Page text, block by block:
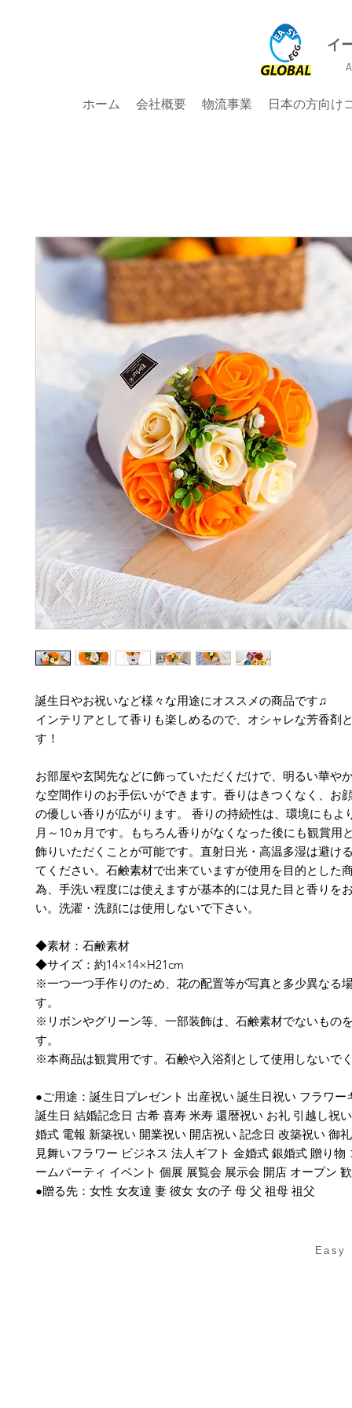
イ
ホーム 会社概要 物流事業 日本の方向け
誕生日やお祝いなど様々な用途にオススメの商品です♫
インテリアとして香りも楽しめるので、オシャレな芳香剤
す！
お部屋や玄関先などに飾っていただくだけで、明るい華や
な空間作りのお手伝いができます。香りはきつくなく、お
の優しい香りが広がります。 香りの持続性は、環境にもよ
月～10ヵ月です。もちろん香りがなくなった後にも観賞用
飾りいただくことが可能です。直射日光・高温多湿は避け
てください。石鹸素材で出来ていますが使用を目的とした
為、手洗い程度には使えますが基本的には見た目と香りを
い。洗濯・洗顔には使用しないで下さい。
◆素材：石鹸素材
◆サイズ：約14×14×H21cm
※一つ一つ手作りのため、花の配置等が写真と多少異なる
す。
※リボンやグリーン等、一部装飾は、石鹸素材でないもの
す。
※本商品は観賞用です。石鹸や入浴剤として使用しないで
●ご用途：誕生日プレゼント 出産祝い 誕生日祝い フラワー
誕生日 結婚記念日 古希 喜寿 米寿 還暦祝い お礼 引越し祝
婚式 電報 新築祝い 開業祝い 開店祝い 記念日 改築祝い 御
見舞いフラワー ビジネス 法人ギフト 金婚式 銀婚式 贈り物
ームパーティ イベント 個展 展覧会 展示会 開店 オープン
●贈る先：女性 女友達 妻 彼女 女の子 母 父 祖母 祖父
Easy